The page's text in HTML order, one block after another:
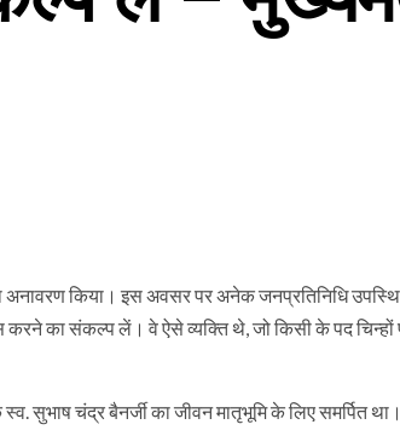
अनावरण किया। इस अवसर पर अनेक जनप्रतिनिधि
करने का संकल्प लें। वे ऐसे व्यक्ति थे, जो किसी के पद चिन्हों
सुभाष चंद्र बैनर्जी का जीवन मातृभूमि के लिए समर्पित था।